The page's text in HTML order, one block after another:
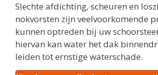
Slechte afdichting, scheuren en
nokvorsten zijn veelvoorkomende
kunnen optreden bij uw
hiervan kan water het dak
leiden tot ernstige waterschade.